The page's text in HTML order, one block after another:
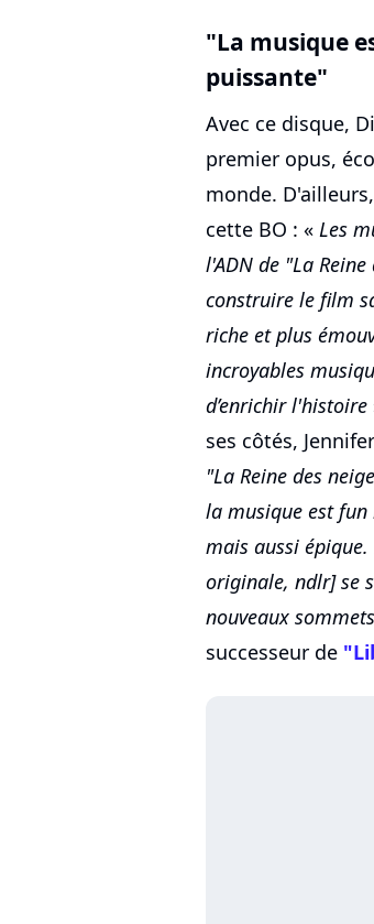
"La musique
puissante"
Avec ce disque,
premier opus,
monde.
cette BO : « Les
l'ADN de "La
construire le film
riche et plus
incroyables
d’enrichir l'histoire
ses côtés,
"La Reine des
la musique est
mais aussi
originale, ndlr] se
nouveaux sommets
successeur de